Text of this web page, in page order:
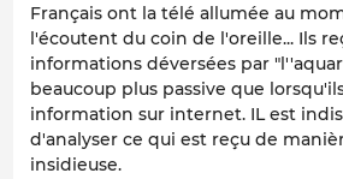
Français ont la télé allumée au
l'écoutent du coin de l'oreille... Ils
informations déversées par
beaucoup plus passive que
information sur internet. IL est
d'analyser ce qui est reçu de
insidieuse.